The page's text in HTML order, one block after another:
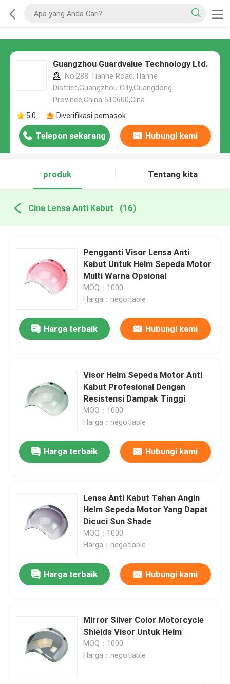
Guangzhou Guardvalue Technology Ltd.
No.288 Tianhe Road,Tianhe
District,Guangzhou City,Guangdong
Province,China 510600,Cina
5.0
Diverifikasi pemasok
Telepon sekarang Hubungi kami
produk Tentang kita
Cina Lensa Anti Kabut (16)
Pengganti Visor Lensa Anti
Kabut Untuk Helm Sepeda Motor
Multi Warna Opsional
MOQ：1000
Harga：negotiable
Harga terbaik Hubungi kami
Visor Helm Sepeda Motor Anti
Kabut Profesional Dengan
Resistensi Dampak Tinggi
MOQ：1000
Harga：negotiable
Harga terbaik Hubungi kami
Lensa Anti Kabut Tahan Angin
Helm Sepeda Motor Yang Dapat
Dicuci Sun Shade
MOQ：1000
Harga：negotiable
Harga terbaik Hubungi kami
Mirror Silver Color Motorcycle
Shields Visor Untuk Helm
MOQ：1000
Harga：negotiable